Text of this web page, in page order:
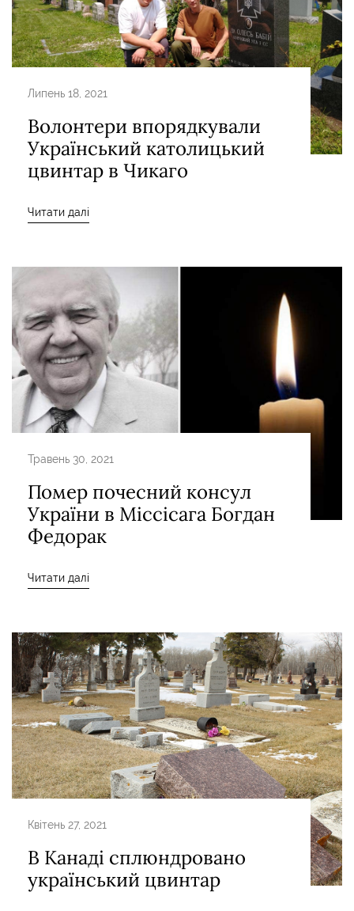
Липень 18, 2021
Волонтери впорядкували
Український католицький
цвинтар в Чикаго
Читати далі
Травень 30, 2021
Помер почесний консул
України в Міссісага Богдан
Федорак
Читати далі
Квітень 27, 2021
В Канаді сплюндровано
український цвинтар